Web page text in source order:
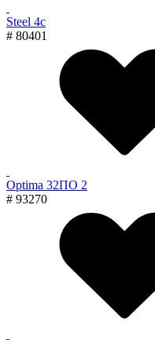
Steel 4с
# 80401
Optima 32ПО 2
# 93270